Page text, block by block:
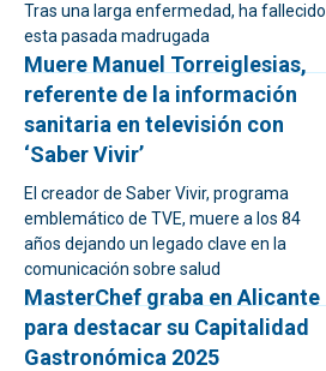
Tras una larga enfermedad, ha fallecido
esta pasada madrugada
Muere Manuel Torreiglesias,
referente de la información
sanitaria en televisión con
‘Saber Vivir’
El creador de Saber Vivir, programa
emblemático de TVE, muere a los 84
años dejando un legado clave en la
comunicación sobre salud
MasterChef graba en Alicante
para destacar su Capitalidad
Gastronómica 2025